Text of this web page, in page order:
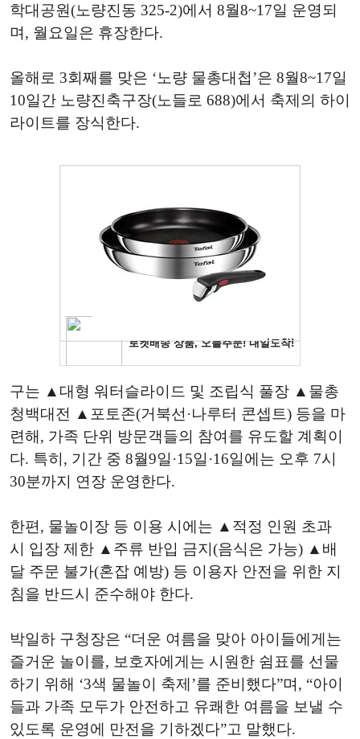
학대공원(노량진동 325-2)에서 8월8~17일 운영되
며, 월요일은 휴장한다.
올해로 3회째를 맞은 ‘노량 물총대첩’은 8월8~17일
10일간 노량진축구장(노들로 688)에서 축제의 하이
라이트를 장식한다.
구는 ▲대형 워터슬라이드 및 조립식 풀장 ▲물총
청백대전 ▲포토존(거북선·나루터 콘셉트) 등을 마
련해, 가족 단위 방문객들의 참여를 유도할 계획이
다. 특히, 기간 중 8월9일·15일·16일에는 오후 7시
30분까지 연장 운영한다.
한편, 물놀이장 등 이용 시에는 ▲적정 인원 초과
시 입장 제한 ▲주류 반입 금지(음식은 가능) ▲배
달 주문 불가(혼잡 예방) 등 이용자 안전을 위한 지
침을 반드시 준수해야 한다.
박일하 구청장은 “더운 여름을 맞아 아이들에게는
즐거운 놀이를, 보호자에게는 시원한 쉼표를 선물
하기 위해 ‘3색 물놀이 축제’를 준비했다”며, “아이
들과 가족 모두가 안전하고 유쾌한 여름을 보낼 수
있도록 운영에 만전을 기하겠다”고 말했다.